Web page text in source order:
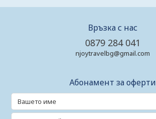
Връзка с нас
0879 284 041
njoytravelbg@gmail.com
Абонамент за оферти